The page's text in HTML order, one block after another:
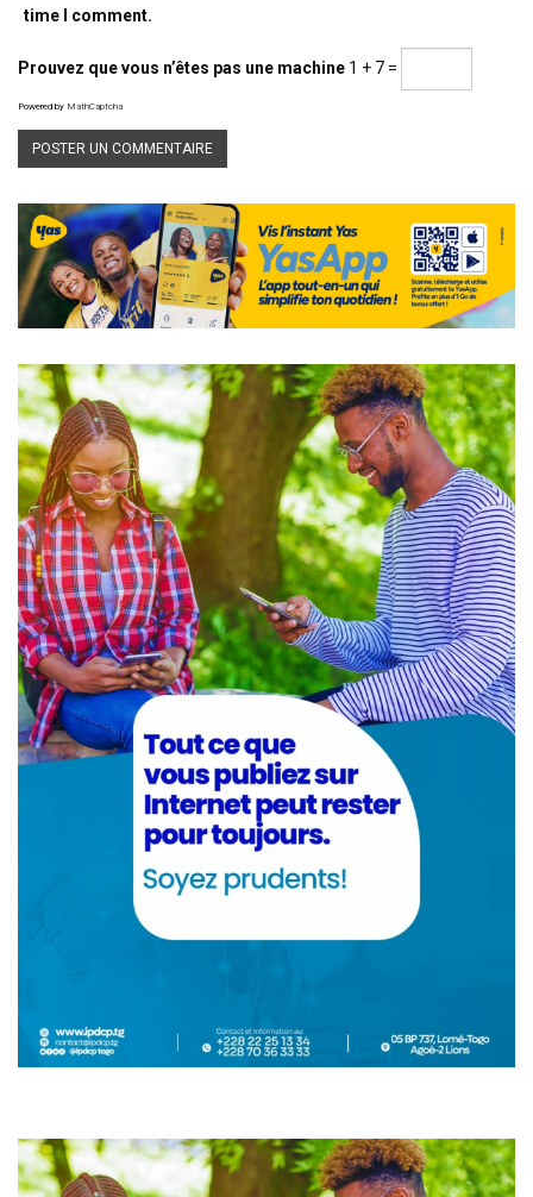
time I comment.
Prouvez que vous n’êtes pas une machine 1 + 7 =
Powered by MathCaptcha